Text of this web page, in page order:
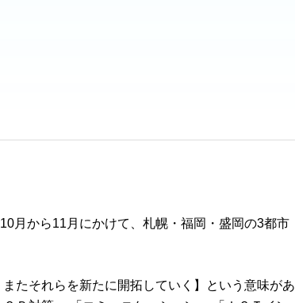
月から11月にかけて、札幌・福岡・盛岡の3都市
たそれらを新たに開拓していく】という意味があ